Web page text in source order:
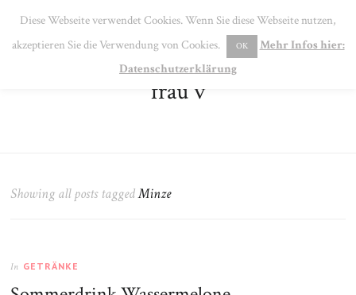
MENU
frau v
Showing all posts taggedMinze
In GETRÄNKE
Diese Webseite verwendet Cookies. Wenn Sie diese Webseite nutzen,
akzeptieren Sie die Verwendung von Cookies.
OK
Mehr Infos hier:
Datenschutzerklärung